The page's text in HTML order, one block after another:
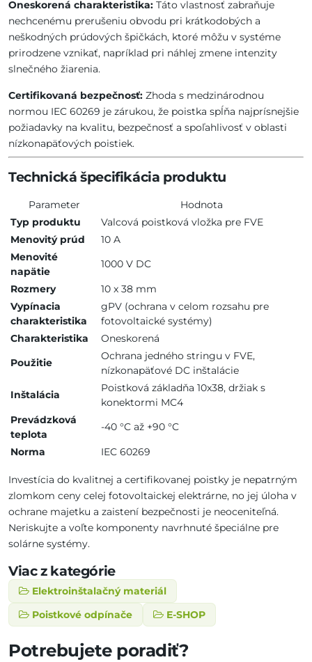
Oneskorená charakteristika: Táto vlastnosť zabraňuje
nechcenému prerušeniu obvodu pri krátkodobých a
neškodných prúdových špičkách, ktoré môžu v systéme
prirodzene vznikať, napríklad pri náhlej zmene intenzity
slnečného žiarenia.
Certifikovaná bezpečnosť: Zhoda s medzinárodnou
normou IEC 60269 je zárukou, že poistka spĺňa najprísnejšie
požiadavky na kvalitu, bezpečnosť a spoľahlivosť v oblasti
nízkonapäťových poistiek.
Technická špecifikácia produktu
Parameter
Hodnota
Typ produktu
Valcová poistková vložka pre FVE
Menovitý prúd
10 A
Menovité
napätie
1000 V DC
Rozmery
10 x 38 mm
Vypínacia
charakteristika
gPV (ochrana v celom rozsahu pre
fotovoltaické systémy)
Charakteristika
Oneskorená
Použitie
Ochrana jedného stringu v FVE,
nízkonapäťové DC inštalácie
Inštalácia
Poistková základňa 10x38, držiak s
konektormi MC4
Prevádzková
teplota
-40 °C až +90 °C
Norma
IEC 60269
Investícia do kvalitnej a certifikovanej poistky je nepatrným
zlomkom ceny celej fotovoltaickej elektrárne, no jej úloha v
ochrane majetku a zaistení bezpečnosti je neoceniteľná.
Neriskujte a voľte komponenty navrhnuté špeciálne pre
solárne systémy.
Viac z kategórie
Elektroinštalačný materiál
Poistkové odpínače
E-SHOP
Potrebujete poradiť?